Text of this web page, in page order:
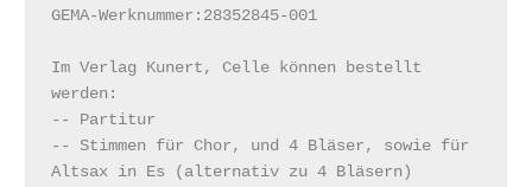
GEMA-Werknummer:28352845-001
Im Verlag Kunert, Celle können bestellt
werden:
-- Partitur
-- Stimmen für Chor, und 4 Bläser, sowie für
Altsax in Es (alternativ zu 4 Bläsern)